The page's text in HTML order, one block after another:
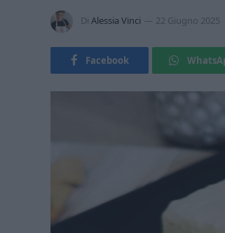
Di Alessia Vinci 22 Giugno 2025
Facebook